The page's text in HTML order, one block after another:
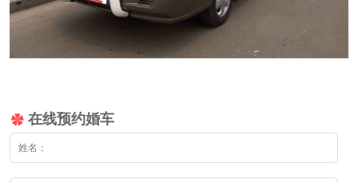
在线预约婚车